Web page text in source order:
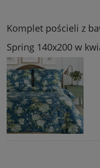
Komplet pościeli z
Spring 140x200 w